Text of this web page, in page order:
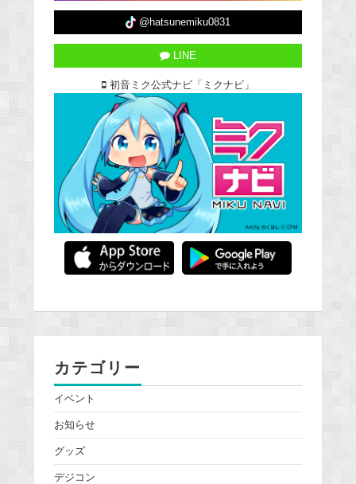
@hatsunemiku0831
LINE
初音ミク公式ナビ「ミクナビ」
カテゴリー
イベント
お知らせ
グッズ
デジコン